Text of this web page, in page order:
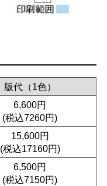
版代（1色）
6,600円
(税込7260円)
15,600円
(税込17160円)
6,500円
(税込7150円)